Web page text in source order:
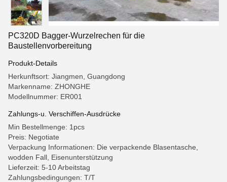
PC320D Bagger-Wurzelrechen für die
Baustellenvorbereitung
Produkt-Details
Herkunftsort: Jiangmen, Guangdong
Markenname: ZHONGHE
Modellnummer: ER001
Zahlungs-u. Verschiffen-Ausdrücke
Min Bestellmenge: 1pcs
Preis: Negotiate
Verpackung Informationen: Die verpackende Blasentasche,
wodden Fall, Eisenunterstützung
Lieferzeit: 5-10 Arbeitstag
Zahlungsbedingungen: T/T